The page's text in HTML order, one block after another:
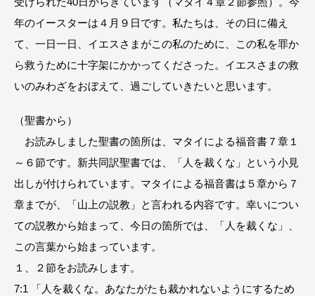
年のイースターは４月９日です。私たちは、その日に備え
て、一日一日、イエスさまがこの私のために、この私を罪か
ら救うために十字架にかかってくださった。イエスさまの救
いのみわざをおぼえて、過ごしていきたいと思います。
（聖書から）
お読みしました聖書の箇所は、マタイによる福音書７章１
～６節です。新共同訳聖書では、「人を裁くな」という小見
出しが付けられています。マタイによる福音書は５章から７
章までが、「山上の説教」と言われる内容です。幸いについ
ての説教から始まって、今日の箇所では、「人を裁くな」、
この言葉から始まっています。
１、２節をお読みします。
7:1 「人を裁くな。あなたがたも裁かれないようにするため